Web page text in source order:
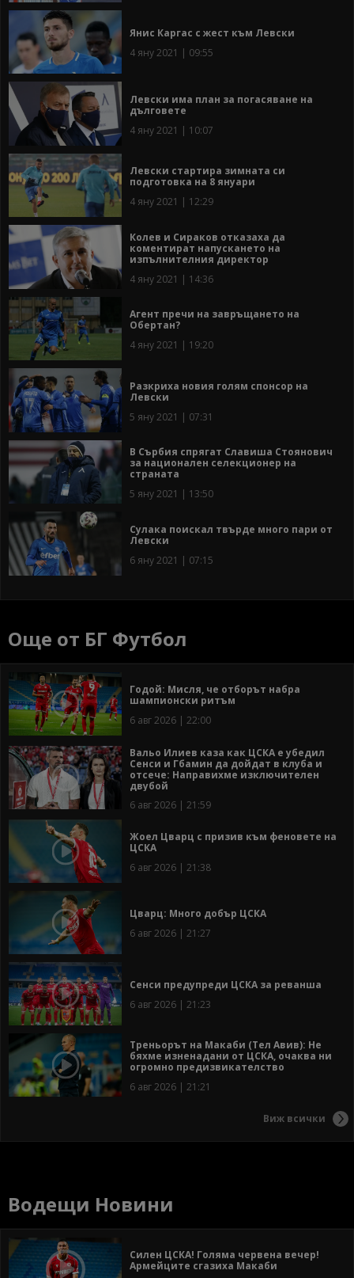
Янис Каргас с жест към Левски
4 яну 2021 | 09:55
Левски има план за погасяване на
дълговете
4 яну 2021 | 10:07
Левски стартира зимната си
подготовка на 8 януари
4 яну 2021 | 12:29
Колев и Сираков отказаха да
коментират напускането на
изпълнителния директор
4 яну 2021 | 14:36
Агент пречи на завръщането на
Обертан?
4 яну 2021 | 19:20
Разкриха новия голям спонсор на
Левски
5 яну 2021 | 07:31
В Сърбия спрягат Славиша Стоянович
за национален селекционер на
страната
5 яну 2021 | 13:50
Сулака поискал твърде много пари от
Левски
6 яну 2021 | 07:15
Още от БГ Футбол
Годой: Мисля, че отборът набра
шампионски ритъм
6 авг 2026 | 22:00
Вальо Илиев каза как ЦСКА е убедил
Сенси и Гбамин да дойдат в клуба и
отсече: Направихме изключителен
двубой
6 авг 2026 | 21:59
Жоел Цварц с призив към феновете на
ЦСКА
6 авг 2026 | 21:38
Цварц: Много добър ЦСКА
6 авг 2026 | 21:27
Сенси предупреди ЦСКА за реванша
6 авг 2026 | 21:23
Треньорът на Макаби (Тел Авив): Не
бяхме изненадани от ЦСКА, очаква ни
огромно предизвикателство
6 авг 2026 | 21:21
Виж всички
Водещи Новини
Силен ЦСКА! Голяма червена вечер!
Армейците сгазиха Макаби